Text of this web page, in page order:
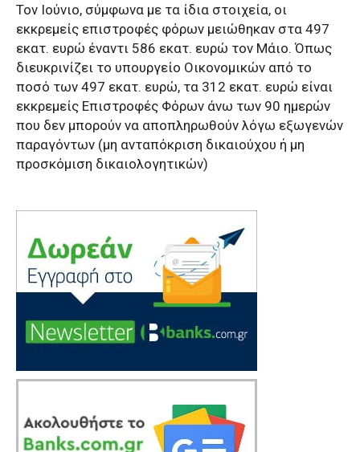
Τον Ιούνιο, σύμφωνα με τα ίδια στοιχεία, οι
εκκρεμείς επιστροφές φόρων μειώθηκαν στα 497
εκατ. ευρώ έναντι 586 εκατ. ευρώ τον Μάιο. Όπως
διευκρινίζει το υπουργείο Οικονομικών από το
ποσό των 497 εκατ. ευρώ, τα 312 εκατ. ευρώ είναι
εκκρεμείς Επιστροφές Φόρων άνω των 90 ημερών
που δεν μπορούν να αποπληρωθούν λόγω εξωγενών
παραγόντων (μη ανταπόκριση δικαιούχου ή μη
προσκόμιση δικαιολογητικών)